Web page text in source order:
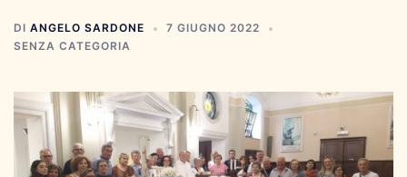
DI ANGELO SARDONE
7 GIUGNO 2022
SENZA CATEGORIA